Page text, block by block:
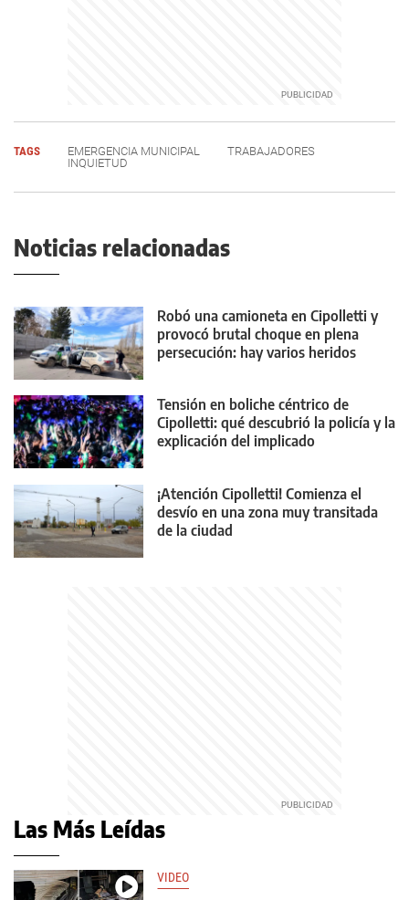
TAGS EMERGENCIA MUNICIPAL
TRABAJADORES
INQUIETUD
Noticias relacionadas
Robó una camioneta en Cipolletti y
provocó brutal choque en plena
persecución: hay varios heridos
Tensión en boliche céntrico de
Cipolletti: qué descubrió la policía y la
explicación del implicado
¡Atención Cipolletti! Comienza el
desvío en una zona muy transitada
de la ciudad
Las Más Leídas
VIDEO